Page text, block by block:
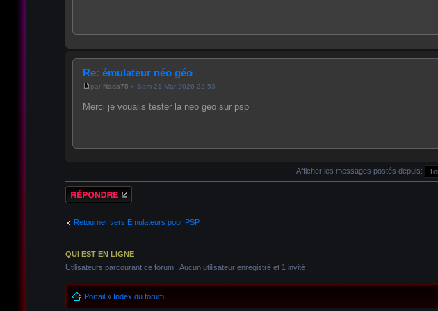
Re: émulateur néo géo
par Nada75 » Sam 21 Mar 2026 22:53
Merci je voualis tester la neo geo sur psp
Afficher les messages postés depuis:
Répondre
Retourner vers Emulateurs pour PSP
QUI EST EN LIGNE
Utilisateurs parcourant ce forum : Aucun utilisateur enregistré et 1 invité
Portail» Index du forum